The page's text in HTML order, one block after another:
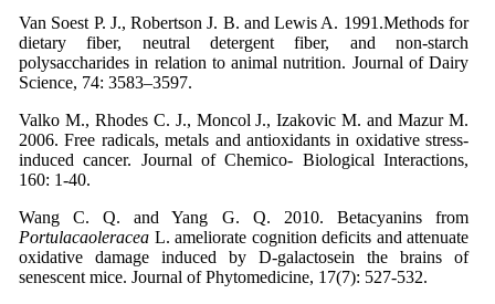
Van Soest P. J., Robertson J. B. and Lewis A. 1991.Methods for
dietary fiber, neutral detergent fiber, and non-starch
polysaccharides in relation to animal nutrition. Journal of Dairy
Science, 74: 3583–3597.
Valko M., Rhodes C. J., Moncol J., Izakovic M. and Mazur M.
2006. Free radicals, metals and antioxidants in oxidative stress-
induced cancer. Journal of Chemico- Biological Interactions,
160: 1-40.
Wang C. Q. and Yang G. Q. 2010. Betacyanins from
Portulacaoleracea L. ameliorate cognition deficits and attenuate
oxidative damage induced by D-galactosein the brains of
senescent mice. Journal of Phytomedicine, 17(7): 527-532.